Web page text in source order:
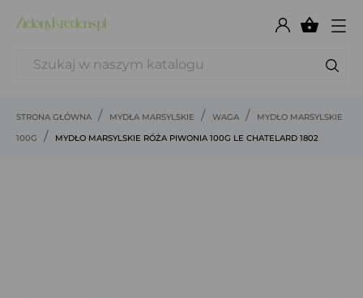

STRONA GŁÓWNA MYDŁA MARSYLSKIE WAGA
MYDŁO MARSYLSKIE
100G
MYDŁO MARSYLSKIE RÓŻA PIWONIA 100G LE CHATELARD 1802